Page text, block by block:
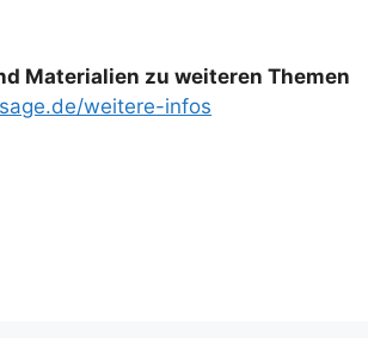
Materialien zu weiteren Themen
weitere-infos